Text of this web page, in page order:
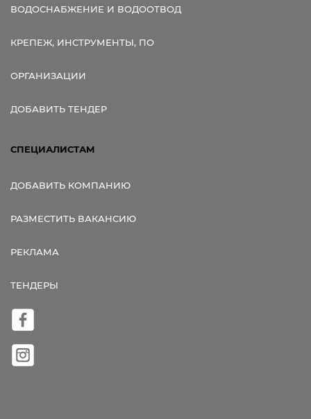
ВОДОСНАБЖЕНИЕ И ВОДООТВОД
КРЕПЕЖ, ИНСТРУМЕНТЫ, ПО
ОРГАНИЗАЦИИ
ДОБАВИТЬ ТЕНДЕР
СПЕЦИАЛИСТАМ
ДОБАВИТЬ КОМПАНИЮ
РАЗМЕСТИТЬ ВАКАНСИЮ
РЕКЛАМА
ТЕНДЕРЫ